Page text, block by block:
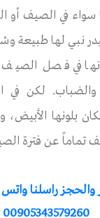
سواء في الصيف أو
نبي لها طبيعة
في فصل
والضباب. لكن في
بلونها
تماماً عن فترة
والحجز راسلنا
00905343579260